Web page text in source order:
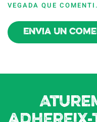
VEGADA QUE COMENTI.
Envia un